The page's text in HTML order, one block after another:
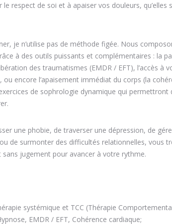
respect de soi et à apaiser vos douleurs, qu’elles
je n’utilise pas de méthode figée. Nous
à des outils puissants et complémentaires : la
des traumatismes (EMDR / EFT), l’accès à
ou encore l’apaisement immédiat du corps (la
de sophrologie dynamique qui permettront
une phobie, de traverser une dépression, de
de surmonter des difficultés relationnelles, vous
sans jugement pour avancer à votre rythme.
systémique et TCC (Thérapie
EMDR / EFT, Cohérence cardiaque;